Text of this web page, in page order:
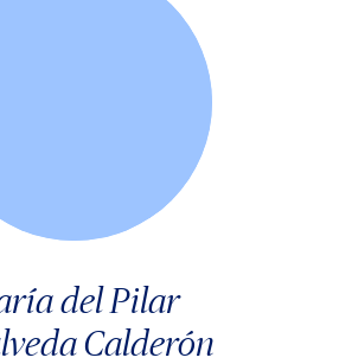
del Pilar
Calderón